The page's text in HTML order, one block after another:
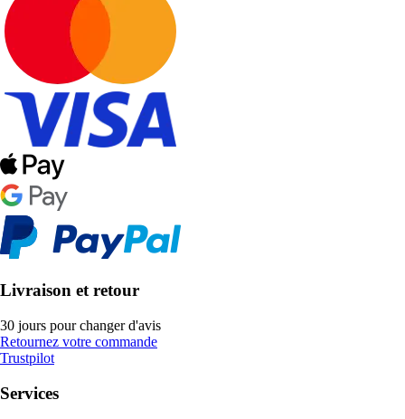
Livraison et retour
30 jours pour changer d'avis
Retournez votre commande
Trustpilot
Services